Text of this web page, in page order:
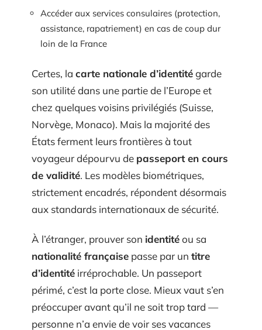
Accéder aux services consulaires (protection,
assistance, rapatriement) en cas de coup dur
loin de la France
Certes, la carte nationale d’identitégarde
son utilité dans une partie de l’Europe et
chez quelques voisins privilégiés (Suisse,
Norvège, Monaco). Mais la majorité des
États ferment leurs frontières à tout
voyageur dépourvu de passeport en cours
de validité. Les modèles biométriques,
strictement encadrés, répondent désormais
aux standards internationaux de sécurité.
À l’étranger, prouver son identitéou sa
nationalité française passe par un titre
d’identité irréprochable. Un passeport
périmé, c’est la porte close. Mieux vaut s’en
préoccuper avant qu’il ne soit trop tard —
personne n’a envie de voir ses vacances